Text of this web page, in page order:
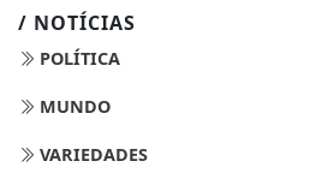
/ NOTÍCIAS
POLÍTICA
MUNDO
VARIEDADES